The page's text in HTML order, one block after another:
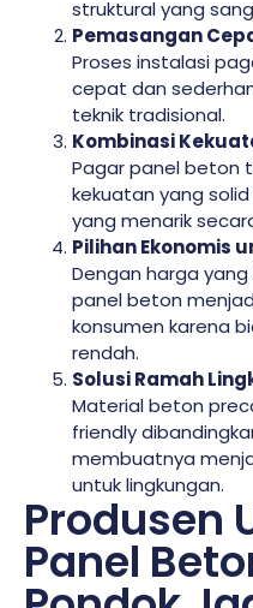
struktural yang
Pemasangan
Proses instalasi
cepat dan
teknik tradisional.
Kombinasi
Pagar panel beton
kekuatan yang
yang menarik
Pilihan Ekonomis
Dengan harga
panel beton
konsumen karena
rendah.
Solusi Ramah
Material beton
friendly
membuatnya
untuk lingkungan.
Produsen
Panel